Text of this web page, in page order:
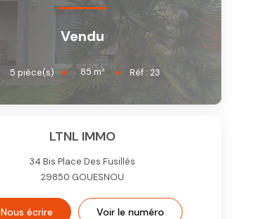
Vendu
5 pièce(s) 85m² Réf : 23
LTNL IMMO
34 Bis Place Des Fusillés
29850 GOUESNOU
Nous écrire Voir le numéro